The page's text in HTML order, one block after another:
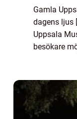
Gamla
dagens ljus
Uppsala
besökare
staden